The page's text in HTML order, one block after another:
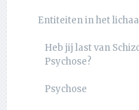
Entiteiten in het
Heb jij last van
Psychose?
Psychose